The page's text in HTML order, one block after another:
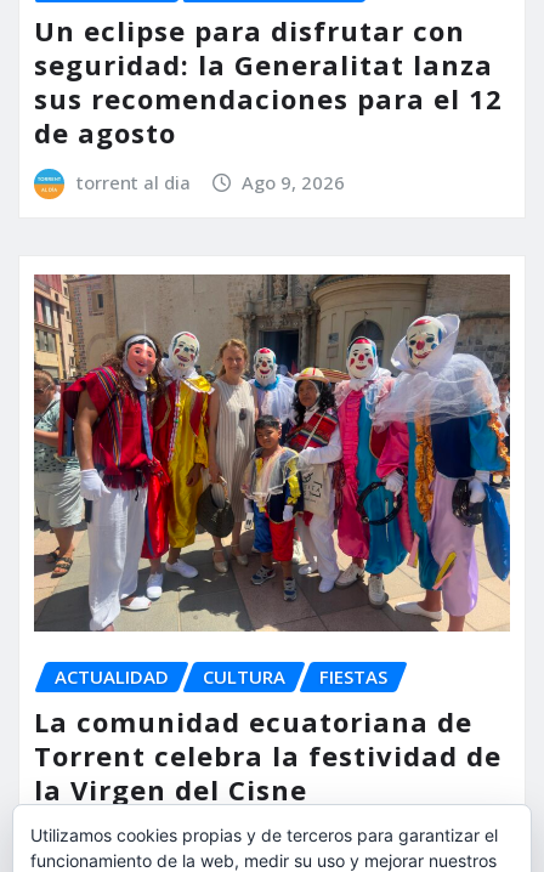
Un eclipse para disfrutar con
seguridad: la Generalitat lanza
sus recomendaciones para el 12
de agosto
torrent al dia Ago 9, 2026
ACTUALIDAD CULTURA FIESTAS
La comunidad ecuatoriana de
Torrent celebra la festividad de
la Virgen del Cisne
torrent al dia Ago 9, 2026
Utilizamos cookies propias y de terceros para garantizar el
funcionamiento de la web, medir su uso y mejorar nuestros